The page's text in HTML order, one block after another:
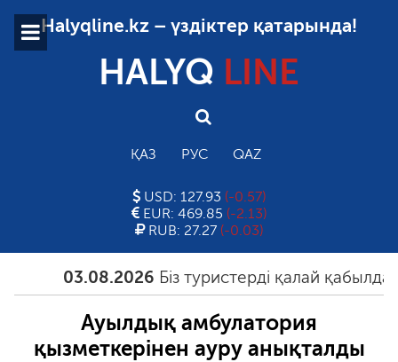
Halyqline.kz – үздіктер қатарында!
HALYQ LINE
ҚАЗ РУС QAZ
USD: 127.93 (-0.57)
EUR: 469.85 (-2.13)
RUB: 27.27 (-0.03)
03.08.2026 Біз туристерді қалай
Ауылдық амбулатория
қызметкерінен ауру анықталды